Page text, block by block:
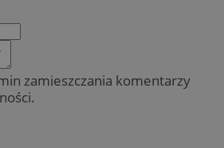
zamieszczania komentarzy